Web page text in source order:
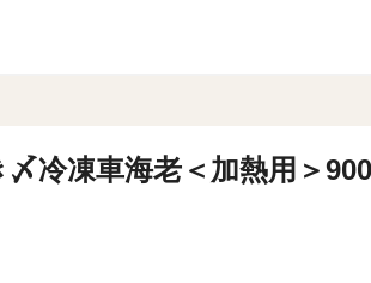
〆冷凍車海老＜加熱用＞